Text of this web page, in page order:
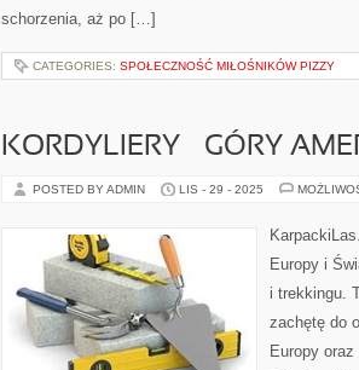
schorzenia, aż po […]
CATEGORIES: SPOŁECZNOŚĆ MIŁOŚNIKÓW PIZZY
KORDYLIERY – GÓRY
POSTED BY ADMIN LIS - 29 - 2025
Europy i
i trekkingu.
zachętę do
Europy